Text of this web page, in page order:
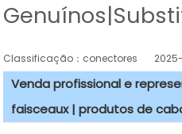
Classificação：conectores
Venda profissional e
faisceaux | produtos de